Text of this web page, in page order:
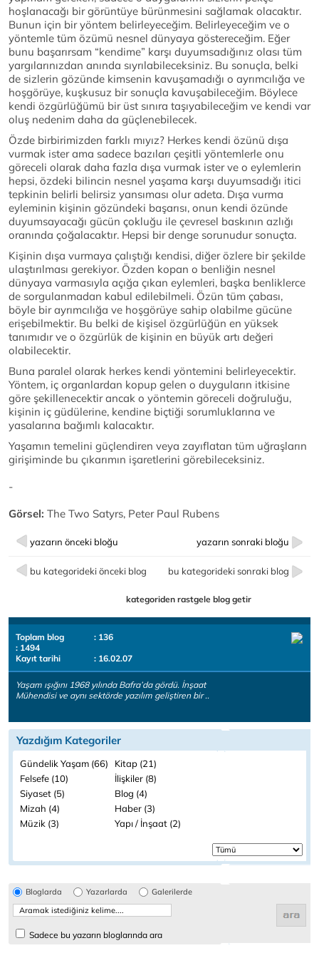
hoşlanacağı bir görüntüye bürünmesini sağlamak olacaktır.
Bunun için bir yöntem belirleyeceğim. Belirleyeceğim ve o
yöntemle tüm özümü nesnel dünyaya göstereceğim. Eğer
bunu başarırsam “kendime” karşı duyumsadığınız olası tüm
yargılarınızdan anında sıyrılabileceksiniz. Bu sonuçla, belki
de sizlerin gözünde kimsenin kavuşamadığı o ayrımcılığa ve
hoşgörüye, kuşkusuz bir sonuçla kavuşabileceğim. Böylece
kendi özgürlüğümü bir üst sınıra taşıyabileceğim ve kendi var
oluş nedenim daha da güçlenebilecek.
Özde birbirimizden farklı mıyız? Herkes kendi özünü dışa
vurmak ister ama sadece bazıları çeşitli yöntemlerle onu
göreceli olarak daha fazla dışa vurmak ister ve o eylemlerin
hepsi, özdeki bilincin nesnel yaşama karşı duyumsadığı itici
tepkinin belirli belirsiz yansıması olur adeta. Dışa vurma
eyleminin kişinin gözündeki başarısı, onun kendi özünde
duyumsayacağı gücün çokluğu ile çevresel baskının azlığı
oranında çoğalacaktır. Hepsi bir denge sorunudur sonuçta.
Kişinin dışa vurmaya çalıştığı kendisi, diğer özlere bir şekilde
ulaştırılması gerekiyor. Özden kopan o benliğin nesnel
dünyaya varmasıyla açığa çıkan eylemleri, başka benliklerce
de sorgulanmadan kabul edilebilmeli. Özün tüm çabası,
böyle bir ayrımcılığa ve hoşgörüye sahip olabilme gücüne
erişebilmektir. Bu belki de kişisel özgürlüğün en yüksek
tanımıdır ve o özgürlük de kişinin en büyük artı değeri
olabilecektir.
Buna paralel olarak herkes kendi yöntemini belirleyecektir.
Yöntem, iç organlardan kopup gelen o duyguların itkisine
göre şekillenecektir ancak o yöntemin göreceli doğruluğu,
kişinin iç güdülerine, kendine biçtiği sorumluklarına ve
yasalarına bağımlı kalacaktır.
Yaşamın temelini güçlendiren veya zayıflatan tüm uğraşların
girişiminde bu çıkarımın işaretlerini görebileceksiniz.
-
Görsel: The Two Satyrs, Peter Paul Rubens
yazarın önceki bloğu yazarın sonraki bloğu
bu kategorideki önceki blog bu kategorideki sonraki blog
kategoriden rastgele blog getir
Toplam blog
: 136
: 1494
Kayıt tarihi
: 16.02.07
Yaşam ışığını 1968 yılında Bafra’da gördü. İnşaat
Mühendisi ve aynı sektörde yazılım geliştiren bir ..
Yazdığım Kategoriler
Gündelik Yaşam (66)
Kitap (21)
Felsefe (10)
İlişkiler (8)
Siyaset (5)
Blog (4)
Mizah (4)
Haber (3)
Müzik (3)
Yapı / İnşaat (2)
Bloglarda Yazarlarda Galerilerde
Sadece bu yazarın bloglarında ara